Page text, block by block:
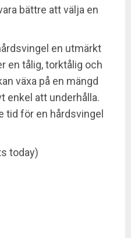
bättre att välja en
en utmärkt
en tålig, torktålig och
växa på en mängd
enkel att underhålla.
tid för en hårdsvingel
today)